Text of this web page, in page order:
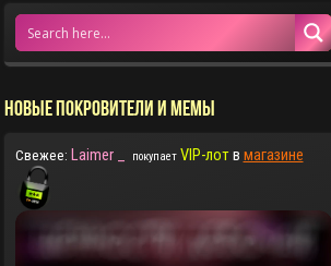
НОВЫЕ ПОКРОВИТЕЛИ И МЕМЫ
Свежее: Laimer _ покупает VIP-лотв магазине